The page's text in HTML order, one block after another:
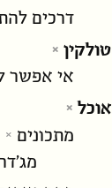
דרכים
טולקין
אי אפשר
אוכל
מתכונים